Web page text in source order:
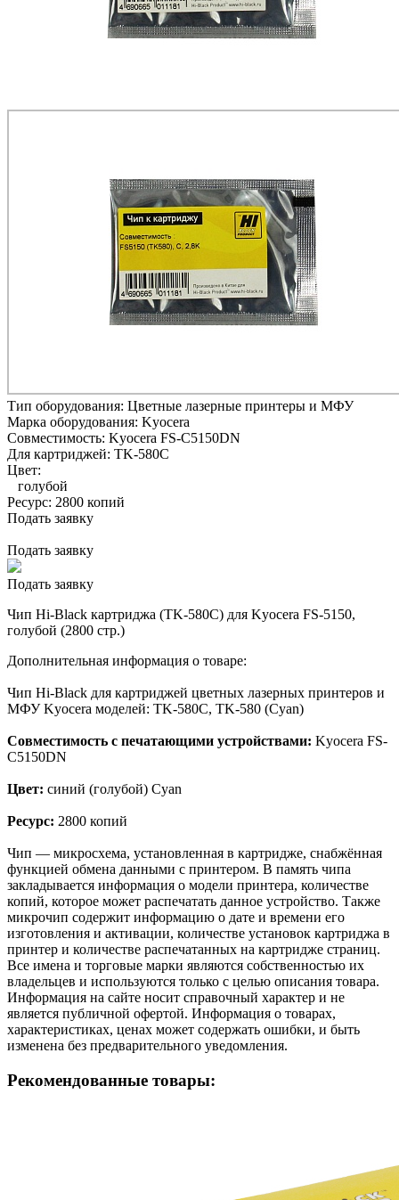
Тип оборудования: Цветные лазерные принтеры и МФУ
Марка оборудования: Kyocera
Совместимость: Kyocera FS-C5150DN
Для картриджей: TK-580C
Цвет:
голубой
Ресурс: 2800 копий
Подать заявку
Подать заявку
Подать заявку
Чип Hi-Black картриджа (TK-580C) для Kyocera FS-5150,
голубой (2800 стр.)
Дополнительная информация о товаре:
Чип Hi-Black для картриджей цветных лазерных принтеров и
МФУ Kyocera моделей: TK-580C, TK-580 (Cyan)
Совместимость с печатающими устройствами: Kyocera FS-
C5150DN
Цвет: синий (голубой) Cyan
Ресурс: 2800 копий
Чип — микросхема, установленная в картридже, снабжённая
функцией обмена данными с принтером. В память чипа
закладывается информация о модели принтера, количестве
копий, которое может распечатать данное устройство. Также
микрочип содержит информацию о дате и времени его
изготовления и активации, количестве установок картриджа в
принтер и количестве распечатанных на картридже страниц.
Все имена и торговые марки являются собственностью их
владельцев и используются только с целью описания товара.
Информация на сайте носит справочный характер и не
является публичной офертой. Информация о товарах,
характеристиках, ценах может содержать ошибки, и быть
изменена без предварительного уведомления.
Рекомендованные товары: